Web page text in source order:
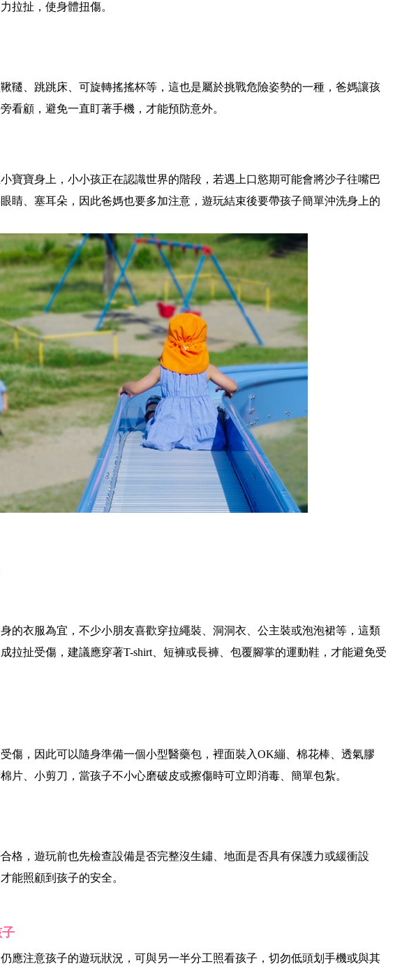
拉扯，使身體扭傷。
韆、跳跳床、可旋轉搖搖杯等，這也是屬於挑戰危險姿勢的一種，爸媽讓孩
看顧，避免一直盯著手機，才能預防意外。
寶寶身上，小小孩正在認識世界的階段，若遇上口慾期可能會將沙子往嘴巴
睛、塞耳朵，因此爸媽也要多加注意，遊玩結束後要帶孩子簡單沖洗身上的
的衣服為宜，不少小朋友喜歡穿拉繩裝、洞洞衣、公主裝或泡泡裙等，這類
拉扯受傷，建議應穿著T-shirt、短褲或長褲、包覆腳掌的運動鞋，才能避免受
傷，因此可以隨身準備一個小型醫藥包，裡面裝入OK繃、棉花棒、透氣膠
片、小剪刀，當孩子不小心磨破皮或擦傷時可立即消毒、簡單包紮。
格，遊玩前也先檢查設備是否完整沒生鏽、地面是否具有保護力或緩衝設
能照顧到孩子的安全。
應注意孩子的遊玩狀況，可與另一半分工照看孩子，切勿低頭划手機或與其